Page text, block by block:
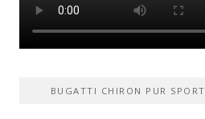
BUGATTI CHIRON PUR SPORT